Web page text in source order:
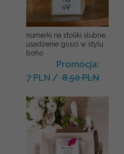
numerki na stoliki ślubne,
usadzenie gosci w stylu
boho
Promocja:
7 PLN / 8.50 PLN